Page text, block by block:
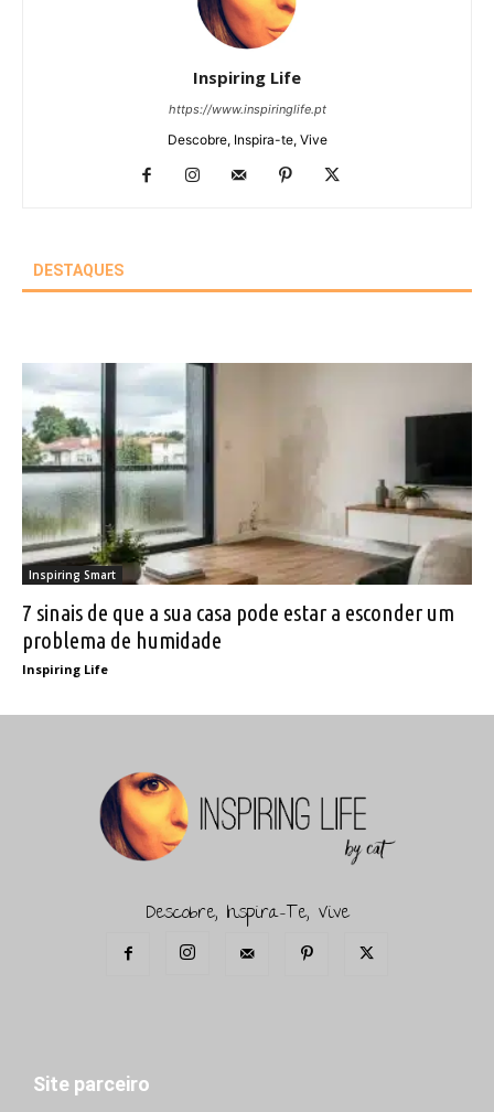
Inspiring Life
https://www.inspiringlife.pt
Descobre, Inspira-te, Vive
DESTAQUES
Inspiring Smart
7 sinais de que a sua casa pode estar a esconder um
problema de humidade
Inspiring Life
Descobre, Inspira-Te, Vive
Site parceiro